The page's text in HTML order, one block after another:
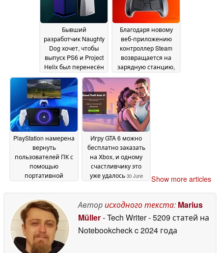
June 2026
Бывший
разработчик Naughty
Dog хочет, чтобы
выпуск PS6 и Project
Helix был перенесён
на 2030 год и далее
30 June 2026
Благодаря новому
веб-приложению
контроллер Steam
возвращается на
зарядную станцию,
как робот-пылесос
June 2026
PlayStation намерена
вернуть
пользователей ПК с
помощью
портативной
June 2026
Игру GTA 6 можно
бесплатно заказать
на Xbox, и одному
счастливчику это
уже удалось 30 June
Show more articles
Авторисходного текста: Marius
Müller- Tech Writer- 5209 статей на
Notebookcheckc 2024 года